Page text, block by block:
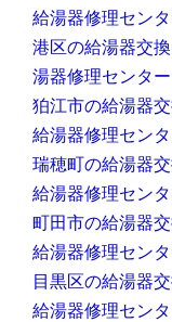
給湯器修理セン
港区の給湯器交
湯器修理センター
狛江市の給湯器
給湯器修理セン
瑞穂町の給湯器
給湯器修理セン
町田市の給湯器
給湯器修理セン
目黒区の給湯器
給湯器修理セン